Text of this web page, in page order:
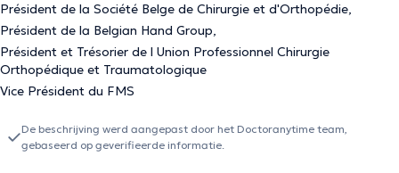
Président de la Société Belge de Chirurgie et d'Orthopédie,
Président de la Belgian Hand Group,
Président et Trésorier de l Union Professionnel Chirurgie
Orthopédique et Traumatologique
Vice Président du FMS
De beschrijving werd aangepast door het Doctoranytime team,
gebaseerd op geverifieerde informatie.